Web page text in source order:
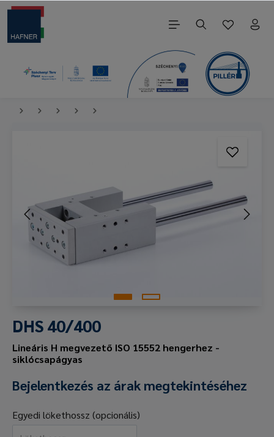
DHS 40/400
Lineáris H megvezető ISO 15552 hengerhez -
siklócsapágyas
Bejelentkezés az árak megtekintéséhez
Egyedi lökethossz (opcionális)